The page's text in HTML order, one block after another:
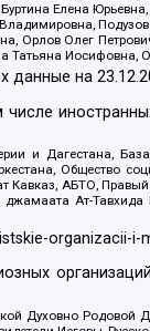
Елена
Орлов Олег
Иосифовна,
данные на
и Дагестана,
Кавказ, АБТО,
Ат-
organizacii-i-
Духовно